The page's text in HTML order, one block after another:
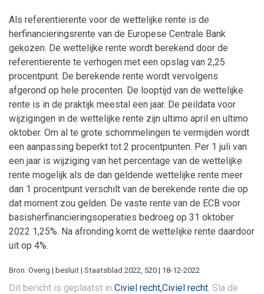
Als referentierente voor de wettelijke rente is de
herfinancieringsrente van de Europese Centrale Bank
gekozen. De wettelijke rente wordt berekend door de
referentierente te verhogen met een opslag van 2,25
procentpunt. De berekende rente wordt vervolgens
afgerond op hele procenten. De looptijd van de wettelijke
rente is in de praktijk meestal een jaar. De peildata voor
wijzigingen in de wettelijke rente zijn ultimo april en ultimo
oktober. Om al te grote schommelingen te vermijden wordt
een aanpassing beperkt tot 2 procentpunten. Per 1 juli van
een jaar is wijziging van het percentage van de wettelijke
rente mogelijk als de dan geldende wettelijke rente meer
dan 1 procentpunt verschilt van de berekende rente die op
dat moment zou gelden. De vaste rente van de ECB voor
basisherfinancieringsoperaties bedroeg op 31 oktober
2022 1,25%. Na afronding komt de wettelijke rente daardoor
uit op 4%.
Bron: Overig | besluit | Staatsblad 2022, 520 | 18-12-2022
Dit bericht is geplaatst in Civiel recht,Civiel recht . Sla de